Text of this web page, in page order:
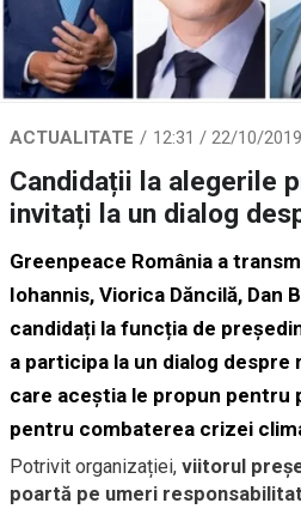
ACTUALITATE 12:31 / 22/10/2019
Candidații la alegerile
invitați la un dialog
Greenpeace România a
Iohannis, Viorica Dăncilă, Dan
candidați la funcția de
a participa la un dialog
care aceștia le propun pentru
pentru combaterea crizei
Potrivit organizației, viitorul
poartă pe umeri